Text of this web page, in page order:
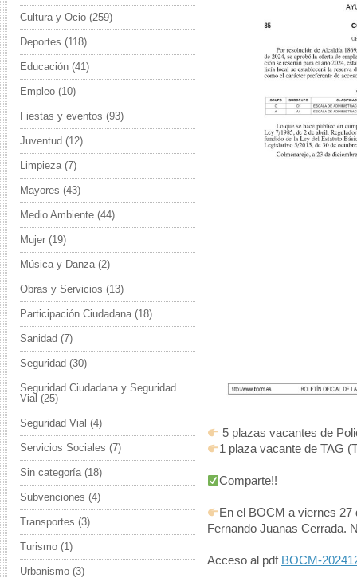
5 plazas vacantes de
1 plaza vacante de TAG
Comparte!!
En el BOCM a viernes 27
Fernando Juanas Cerrada.
Acceso al pdf BOCM-
Cultura y Ocio (259)
Deportes (118)
Educación (41)
Empleo (10)
Fiestas y eventos (93)
Juventud (12)
Limpieza(7)
Mayores (43)
Medio Ambiente (44)
Mujer (19)
Música y Danza(2)
Obras y Servicios (13)
Participación Ciudadana(18)
Sanidad (7)
Seguridad (30)
Seguridad Ciudadana y Seguridad
Vial (25)
Seguridad Vial (4)
Servicios Sociales (7)
Sin categoría(18)
Subvenciones (4)
Transportes (3)
Turismo (1)
Urbanismo (3)